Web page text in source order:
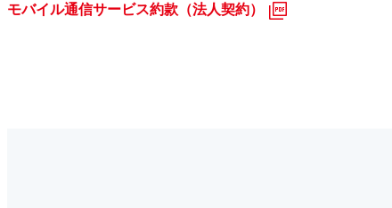
モバイル通信サービス約款（法人契約）